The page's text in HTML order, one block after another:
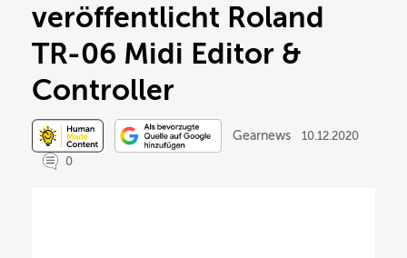
veröffentlicht Roland
TR-06 Midi Editor &
Controller
Gearnews
10.12.2020
0